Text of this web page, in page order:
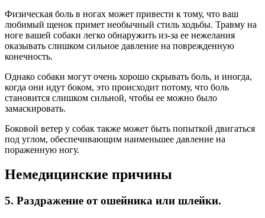
Физическая боль в ногах может привести к тому, что ваш
любимый щенок примет необычный стиль ходьбы. Травму на
ноге вашей собаки легко обнаружить из-за ее нежелания
оказывать слишком сильное давление на поврежденную
конечность.
Однако собаки могут очень хорошо скрывать боль, и иногда,
когда они идут боком, это происходит потому, что боль
становится слишком сильной, чтобы ее можно было
замаскировать.
Боковой ветер у собак также может быть попыткой двигаться
под углом, обеспечивающим наименьшее давление на
пораженную ногу.
Немедицинские причины
5. Раздражение от ошейника или шлейки.